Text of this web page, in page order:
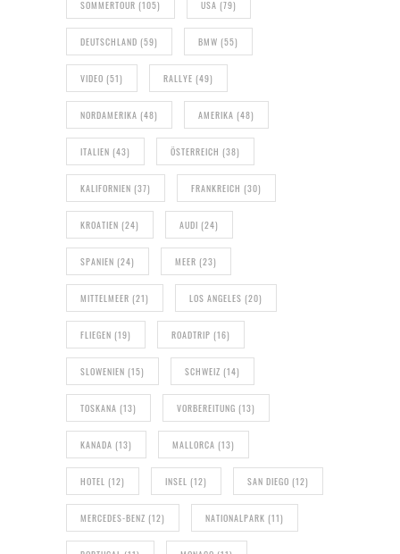
SOMMERTOUR (105) USA (79)
DEUTSCHLAND (59) BMW (55)
VIDEO (51) RALLYE (49)
NORDAMERIKA (48) AMERIKA (48)
ITALIEN (43) ÖSTERREICH (38)
KALIFORNIEN (37) FRANKREICH (30)
KROATIEN (24) AUDI (24)
SPANIEN (24) MEER (23)
MITTELMEER (21) LOS ANGELES (20)
FLIEGEN (19) ROADTRIP (16)
SLOWENIEN (15) SCHWEIZ (14)
TOSKANA (13) VORBEREITUNG (13)
KANADA (13) MALLORCA (13)
HOTEL (12) INSEL (12) SAN DIEGO (12)
MERCEDES-BENZ (12) NATIONALPARK (11)